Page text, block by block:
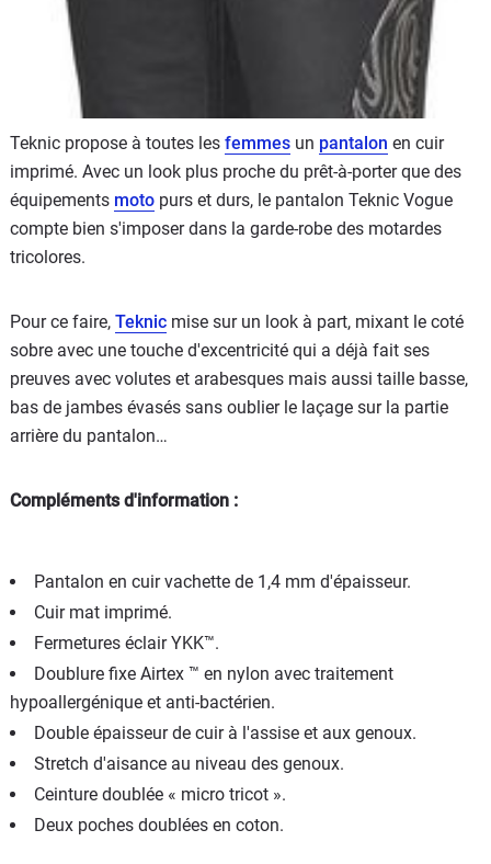
Teknic propose à toutes les femmes un pantalon en cuir
imprimé. Avec un look plus proche du prêt-à-porter que des
équipements moto purs et durs, le pantalon Teknic Vogue
compte bien s'imposer dans la garde-robe des motardes
tricolores.
Pour ce faire, Teknic mise sur un look à part, mixant le coté
sobre avec une touche d'excentricité qui a déjà fait ses
preuves avec volutes et arabesques mais aussi taille basse,
bas de jambes évasés sans oublier le laçage sur la partie
arrière du pantalon…
Compléments d'information :
Pantalon en cuir vachette de 1,4 mm d'épaisseur.
Cuir mat imprimé.
Fermetures éclair YKK™.
Doublure fixe Airtex ™ en nylon avec traitement
hypoallergénique et anti-bactérien.
Double épaisseur de cuir à l'assise et aux genoux.
Stretch d'aisance au niveau des genoux.
Ceinture doublée « micro tricot ».
Deux poches doublées en coton.